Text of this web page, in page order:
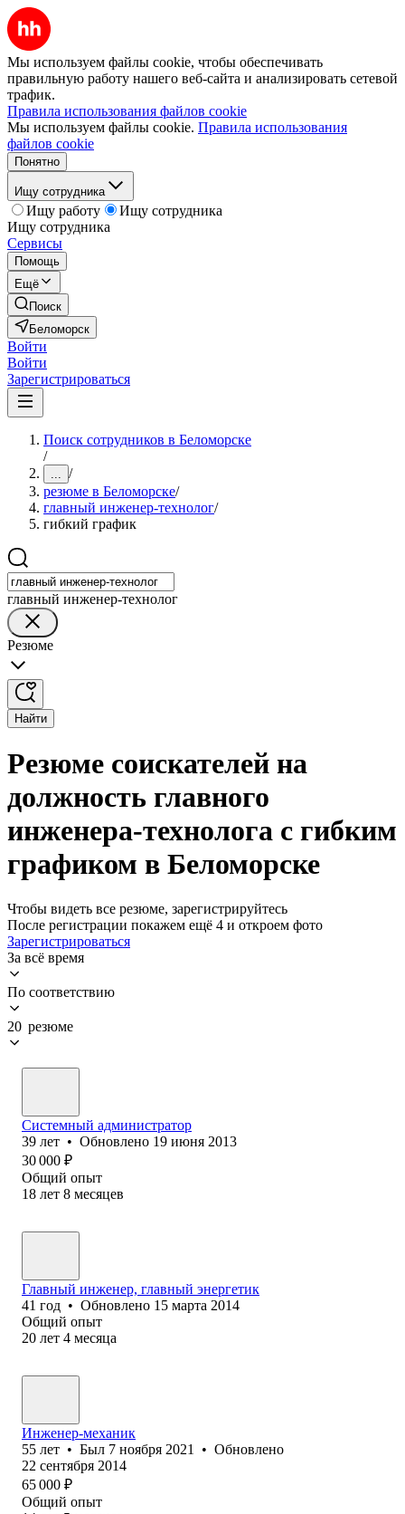
Мы используем файлы cookie, чтобы обеспечивать
правильную работу нашего веб-сайта и анализировать сетевой
трафик.
Правила использования файлов cookie
Мы используем файлы cookie. Правила использования
файлов cookie
Понятно
Ищу сотрудника
Ищу работу
Ищу сотрудника
Ищу сотрудника
Сервисы
Помощь
Ещё
Поиск
Беломорск
Войти
Войти
Зарегистрироваться
Поиск сотрудников в Беломорске
/
... /
резюме в Беломорске/
главный инженер-технолог/
гибкий график
главный инженер-технолог
Резюме
Найти
Резюме соискателей на
должность главного
инженера-технолога с гибким
графиком в Беломорске
Чтобы видеть все резюме, зарегистрируйтесь
После регистрации покажем ещё 4 и откроем фото
Зарегистрироваться
За всё время
По соответствию
20 резюме
Системный администратор
39 лет • Обновлено 19 июня 2013
30 000 ₽
Общий опыт
18 лет 8 месяцев
Главный инженер, главный энергетик
41 год • Обновлено 15 марта 2014
Общий опыт
20 лет 4 месяца
Инженер-механик
55 лет • Был 7 ноября 2021 • Обновлено
22 сентября 2014
65 000 ₽
Общий опыт